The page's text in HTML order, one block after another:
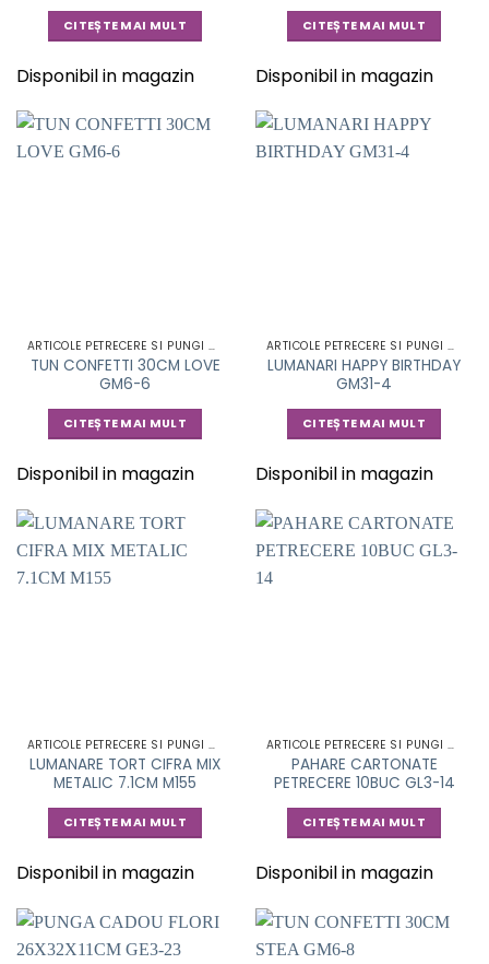
CITEȘTE MAI MULT
Disponibil in magazin
CITEȘTE MAI MULT
Disponibil in magazin
ARTICOLE PETRECERE SI PUNGI CADOU
TUN CONFETTI 30CM LOVE
GM6-6
CITEȘTE MAI MULT
Disponibil in magazin
ARTICOLE PETRECERE SI PUNGI CADOU
LUMANARI HAPPY BIRTHDAY
GM31-4
CITEȘTE MAI MULT
Disponibil in magazin
ARTICOLE PETRECERE SI PUNGI CADOU
LUMANARE TORT CIFRA MIX
METALIC 7.1CM M155
CITEȘTE MAI MULT
Disponibil in magazin
ARTICOLE PETRECERE SI PUNGI CADOU
PAHARE CARTONATE
PETRECERE 10BUC GL3-14
CITEȘTE MAI MULT
Disponibil in magazin